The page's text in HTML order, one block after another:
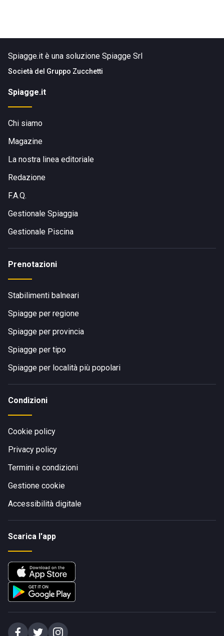
Spiagge.it è una soluzione Spiagge Srl
Società del Gruppo Zucchetti
Spiagge.it
Chi siamo
Magazine
La nostra linea editoriale
Redazione
F.A.Q.
Gestionale Spiaggia
Gestionale Piscina
Prenotazioni
Stabilimenti balneari
Spiagge per regione
Spiagge per provincia
Spiagge per tipo
Spiagge per località più popolari
Condizioni
Cookie policy
Privacy policy
Termini e condizioni
Gestione cookie
Accessibilità digitale
Scarica l'app